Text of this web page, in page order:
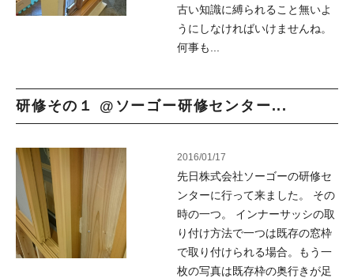
古い知識に縛られること無いよ
うにしなければいけませんね。
何事も...
研修その１ @ソーゴー研修センター...
2016/01/17
先日株式会社ソーゴーの研修セ
ンターに行って来ました。 その
時の一つ。 インナーサッシの取
り付け方法で一つは既存の窓枠
で取り付けられる場合。もう一
枚の写真は既存枠の奥行きが足